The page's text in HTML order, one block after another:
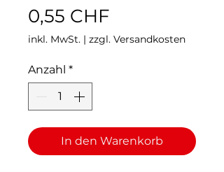
0,55 CHFPreis
inkl. MwSt. | zzgl. Versandkosten
Anzahl *
In den Warenkorb